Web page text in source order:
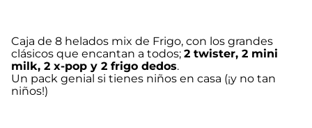
Caja de 8 helados mix de Frigo, con los grandes
clásicos que encantan a todos; 2 twister, 2 mini
milk, 2 x-pop y 2 frigo dedos.
Un pack genial si tienes niños en casa (¡y no tan
niños!)
5. verduras
6. croquetas